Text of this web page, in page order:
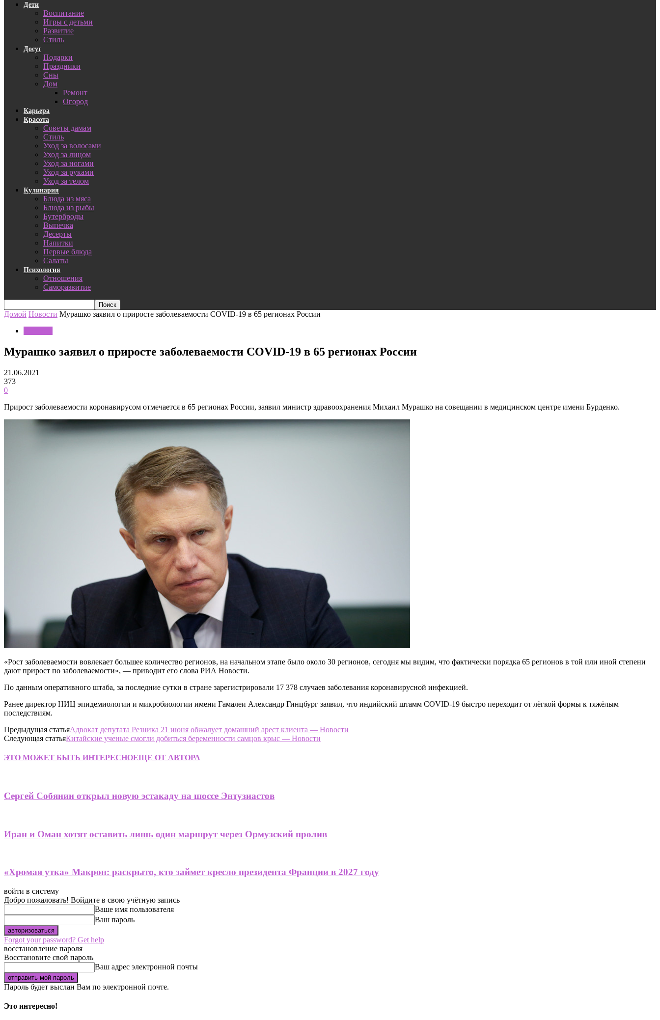
Дети
Воспитание
Игры с детьми
Развитие
Стиль
Досуг
Подарки
Праздники
Сны
Дом
Ремонт
Огород
Карьера
Красота
Советы дамам
Стиль
Уход за волосами
Уход за лицом
Уход за ногами
Уход за руками
Уход за телом
Кулинария
Блюда из мяса
Блюда из рыбы
Бутерброды
Выпечка
Десерты
Напитки
Первые блюда
Салаты
Психология
Отношения
Саморазвитие
Домой Новости Мурашко заявил о приросте заболеваемости COVID-19 в 65 регионах России
Мурашко заявил о приросте заболеваемости COVID-19 в 65 регионах России
21.06.2021
373
0
Прирост заболеваемости коронавирусом отмечается в 65 регионах России, заявил министр здравоохранения Михаил Мурашко на совещании в медицинском центре имени Бурденко.
«Рост заболеваемости вовлекает большее количество регионов, на начальном этапе было около 30 регионов, сегодня мы видим, что фактически порядка 65 регионов в той или иной степени
дают прирост по заболеваемости», — приводит его слова РИА Новости.
По данным оперативного штаба, за последние сутки в стране зарегистрировали 17 378 случаев заболевания коронавирусной инфекцией.
Ранее директор НИЦ эпидемиологии и микробиологии имени Гамалеи Александр Гинцбург заявил, что индийский штамм COVID-19 быстро переходит от лёгкой формы к тяжёлым
последствиям.
Предыдущая статьяАдвокат депутата Резника 21 июня обжалует домашний арест клиента — Новости
Следующая статьяКитайские ученые смогли добиться беременности самцов крыс — Новости
ЭТО МОЖЕТ БЫТЬ ИНТЕРЕСНОЕЩЕ ОТ АВТОРА
Сергей Собянин открыл новую эстакаду на шоссе Энтузиастов
Иран и Оман хотят оставить лишь один маршрут через Ормузский пролив
«Хромая утка» Макрон: раскрыто, кто займет кресло президента Франции в 2027 году
войти в систему
Добро пожаловать! Войдите в свою учётную запись
Ваше имя пользователя
Ваш пароль
Forgot your password? Get help
восстановление пароля
Восстановите свой пароль
Ваш адрес электронной почты
Пароль будет выслан Вам по электронной почте.
Это интересно!